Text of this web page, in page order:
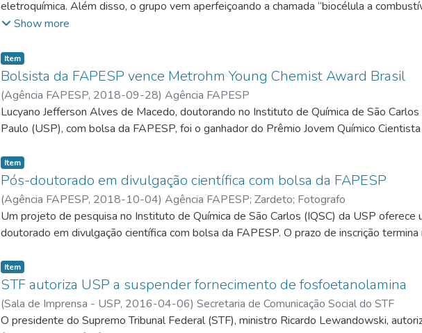
eletroquímica. Além disso, o grupo vem aperfeiçoando a chamada “biocélula a
biológica que usa o metabolismo da levedura do pão (Saccharomyces cerevisae) para
Show more
Item
Bolsista da FAPESP vence Metrohm Young Chemist Award Brasil
(Agência FAPESP, 2018-09-28) Agência FAPESP
Lucyano Jefferson Alves de Macedo, doutorando no Instituto de Química de São
Paulo (USP), com bolsa da FAPESP, foi o ganhador do Prêmio Jovem Químico
Item
Pós-doutorado em divulgação científica com bolsa da FAPESP
(Agência FAPESP, 2018-10-04) Agência FAPESP; Zardeto; Fotografo
Um projeto de pesquisa no Instituto de Química de São Carlos (IQSC) da USP
doutorado em divulgação científica com bolsa da FAPESP. O prazo de inscrição
Item
STF autoriza USP a suspender fornecimento de fosfoetanolamina
(Sala de Imprensa - USP, 2016-04-06) Secretaria de Comunicação Social do STF
O presidente do Supremo Tribunal Federal (STF), ministro Ricardo Lewandowski,